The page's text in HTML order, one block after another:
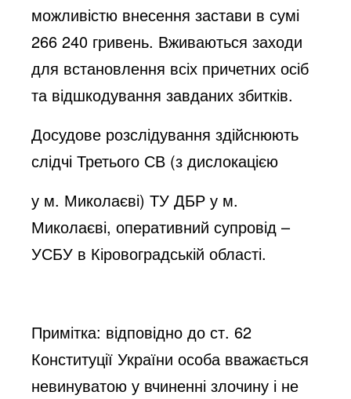
можливістю внесення застави в сумі
266 240 гривень. Вживаються заходи
для встановлення всіх причетних осіб
та відшкодування завданих збитків.
Досудове розслідування здійснюють
слідчі Третього СВ (з дислокацією
у м. Миколаєві) ТУ ДБР у м.
Миколаєві, оперативний супровід –
УСБУ в Кіровоградській області.
Примітка: відповідно до ст. 62
Конституції України особа вважається
невинуватою у вчиненні злочину і не